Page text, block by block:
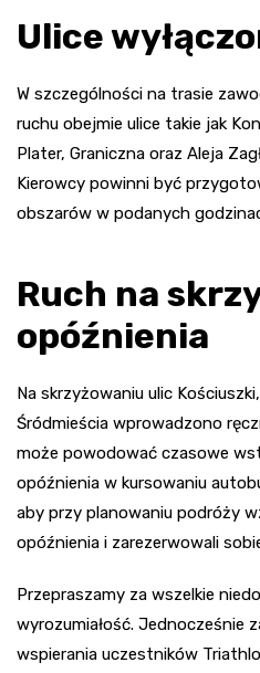
Ulice
W szczególności na trasie
ruchu obejmie ulice takie jak
Plater, Graniczna oraz Aleja
Kierowcy powinni być
obszarów w podanych
Ruch na
opóźnienia
Na skrzyżowaniu ulic
Śródmieścia wprowadzono
może powodować czasowe
opóźnienia w kursowaniu
aby przy planowaniu podróży
opóźnienia i zarezerwowali
Przepraszamy za wszelkie
wyrozumiałość. Jednocześnie
wspierania uczestników